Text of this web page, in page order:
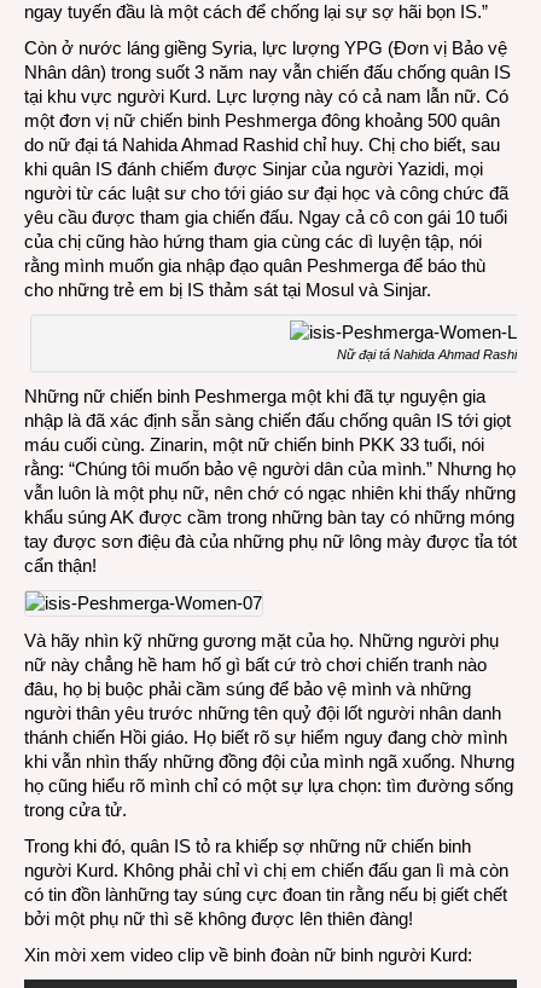
ngay tuyến đầu là một cách để chống lại sự sợ hãi bọn IS.”
Còn ở nước láng giềng Syria, lực lượng YPG (Đơn vị Bảo vệ
Nhân dân) trong suốt 3 năm nay vẫn chiến đấu chống quân IS
tại khu vực người Kurd. Lực lượng này có cả nam lẫn nữ. Có
một đơn vị nữ chiến binh Peshmerga đông khoảng 500 quân
do nữ đại tá Nahida Ahmad Rashid chỉ huy. Chị cho biết, sau
khi quân IS đánh chiếm được Sinjar của người Yazidi, mọi
người từ các luật sư cho tới giáo sư đại học và công chức đã
yêu cầu được tham gia chiến đấu. Ngay cả cô con gái 10 tuổi
của chị cũng hào hứng tham gia cùng các dì luyện tập, nói
rằng mình muốn gia nhập đạo quân Peshmerga để báo thù
cho những trẻ em bị IS thảm sát tại Mosul và Sinjar.
Nữ đại tá Nahida Ahmad Rashid
Những nữ chiến binh Peshmerga một khi đã tự nguyện gia
nhập là đã xác định sẵn sàng chiến đấu chống quân IS tới giọt
máu cuối cùng. Zinarin, một nữ chiến binh PKK 33 tuổi, nói
rằng: “Chúng tôi muốn bảo vệ người dân của mình.” Nhưng họ
vẫn luôn là một phụ nữ, nên chớ có ngạc nhiên khi thấy những
khẩu súng AK được cầm trong những bàn tay có những móng
tay được sơn điệu đà của những phụ nữ lông mày được tỉa tót
cẩn thận!
Và hãy nhìn kỹ những gương mặt của họ. Những người phụ
nữ này chẳng hề ham hố gì bất cứ trò chơi chiến tranh nào
đâu, họ bị buộc phải cầm súng để bảo vệ mình và những
người thân yêu trước những tên quỷ đội lốt người nhân danh
thánh chiến Hồi giáo. Họ biết rõ sự hiểm nguy đang chờ mình
khi vẫn nhìn thấy những đồng đội của mình ngã xuống. Nhưng
họ cũng hiểu rõ mình chỉ có một sự lựa chọn: tìm đường sống
trong cửa tử.
Trong khi đó, quân IS tỏ ra khiếp sợ những nữ chiến binh
người Kurd. Không phải chỉ vì chị em chiến đấu gan lì mà còn
có tin đồn lànhững tay súng cực đoan tin rằng nếu bị giết chết
bởi một phụ nữ thì sẽ không được lên thiên đàng!
Xin mời xem video clip về binh đoàn nữ binh người Kurd: